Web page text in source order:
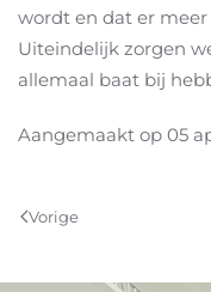
wordt en dat er
Uiteindelijk zorgen
allemaal baat bij
Aangemaakt op 05
Vorige